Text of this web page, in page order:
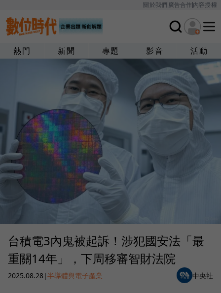
關於我們廣告合作內容授權
熱門 新聞 專題 影音 活動
台積電3內鬼被起訴！涉犯國安法「最
重關14年」，下周移審智財法院
2025.08.28|半導體與電子產業 中央社